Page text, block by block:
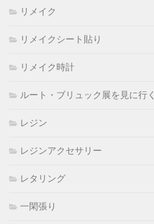
リメイク
リメイクシート貼り
リメイク時計
ルート・ブリュック展を見に行く
レジン
レジンアクセサリー
レタリング
一閑張り